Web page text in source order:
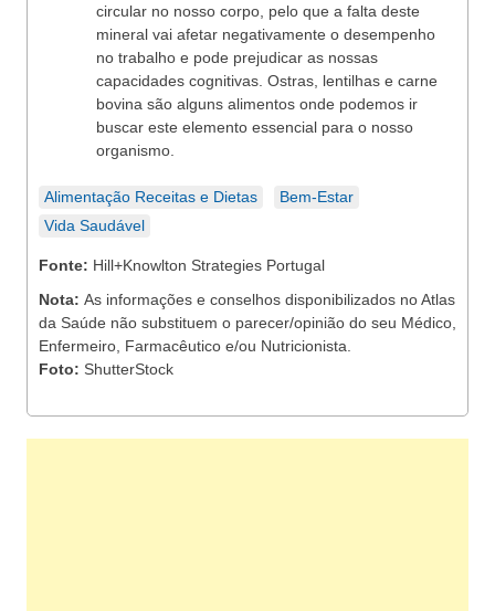
circular no nosso corpo, pelo que a falta deste
mineral vai afetar negativamente o desempenho
no trabalho e pode prejudicar as nossas
capacidades cognitivas. Ostras, lentilhas e carne
bovina são alguns alimentos onde podemos ir
buscar este elemento essencial para o nosso
organismo.
Alimentação Receitas e Dietas
Bem-Estar
Vida Saudável
Fonte: Hill+Knowlton Strategies Portugal
Nota: As informações e conselhos disponibilizados no Atlas
da Saúde não substituem o parecer/opinião do seu Médico,
Enfermeiro, Farmacêutico e/ou Nutricionista.
Foto: ShutterStock